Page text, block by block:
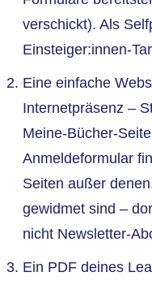
verschickt). Als
Einsteiger:innen-
Eine einfache
Internetpräsenz –
Meine-Bücher-
Anmeldeformular
Seiten außer
gewidmet sind –
nicht Newsletter-
Ein PDF deines